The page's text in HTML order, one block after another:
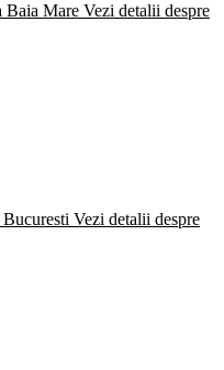
Baia Mare Vezi detalii despre
Vezi detalii despre